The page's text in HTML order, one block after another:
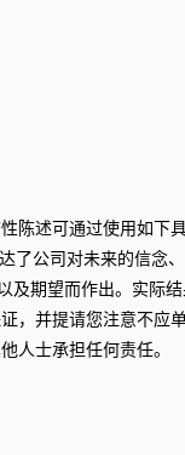
陈述可通过使用如下
了公司对未来的信念
及期望而作出。实际
，并提请您注意不应
人士承担任何责任。